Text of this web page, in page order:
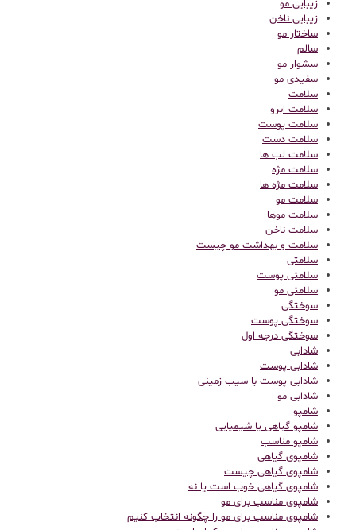
زیبایی مو
زیبایی ناخن
ساختار مو
سالم
سشوار مو
سفیدی مو
سلامت
سلامت ابرو
سلامت پوست
سلامت دست
سلامت لب ها
سلامت مژه
سلامت مژه ها
سلامت مو
سلامت موها
سلامت ناخن
سلامت و بهداشت مو چیست
سلامتی
سلامتی پوست
سلامتی مو
سوختگی
سوختگی پوست
سوختگی درجه اول
شادابی
شادابی پوست
شادابی پوست با سیب زمینی
شادابی مو
شامپو
شامپو گیاهی یا شیمیایی
شامپو مناسب
شامپوی گیاهی
شامپوی گیاهی چیست
شامپوی گیاهی خوب است یا نه
شامپوی مناسب برای مو
شامپوی مناسب برای مو را چگونه انتخاب کنیم